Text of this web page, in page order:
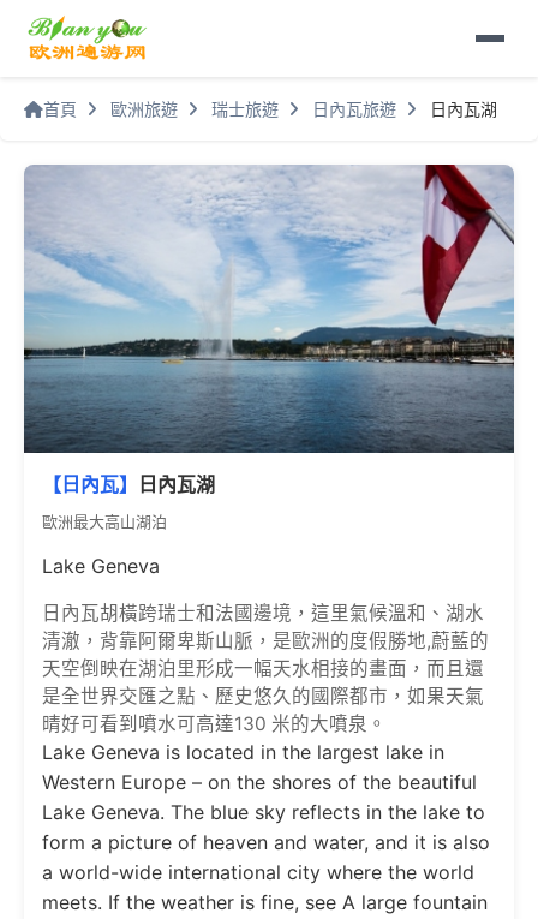
首頁 歐洲旅遊 瑞士旅遊 日內瓦旅遊 日內瓦湖
【日內瓦】 日內瓦湖
歐洲最大高山湖泊
Lake Geneva
日內瓦胡橫跨瑞士和法國邊境，這里氣候溫和、湖水
清澈，背靠阿爾卑斯山脈，是歐洲的度假勝地,蔚藍的
天空倒映在湖泊里形成一幅天水相接的畫面，而且還
是全世界交匯之點、歷史悠久的國際都市，如果天氣
晴好可看到噴水可高達130 米的大噴泉。
Lake Geneva is located in the largest lake in
Western Europe – on the shores of the beautiful
Lake Geneva. The blue sky reflects in the lake to
form a picture of heaven and water, and it is also
a world-wide international city where the world
meets. If the weather is fine, see A large fountain